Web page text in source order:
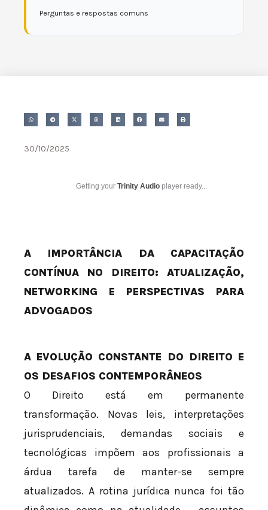
Perguntas e respostas comuns
30/10/2025
Getting your Trinity Audio player ready...
A IMPORTÂNCIA DA CAPACITAÇÃO
CONTÍNUA NO DIREITO: ATUALIZAÇÃO,
NETWORKING E PERSPECTIVAS PARA
ADVOGADOS
A EVOLUÇÃO CONSTANTE DO DIREITO E
OS DESAFIOS CONTEMPORÂNEOS
O Direito está em permanente
transformação. Novas leis, interpretações
jurisprudenciais, demandas sociais e
tecnológicas impõem aos profissionais a
árdua tarefa de manter-se sempre
atualizados. A rotina jurídica nunca foi tão